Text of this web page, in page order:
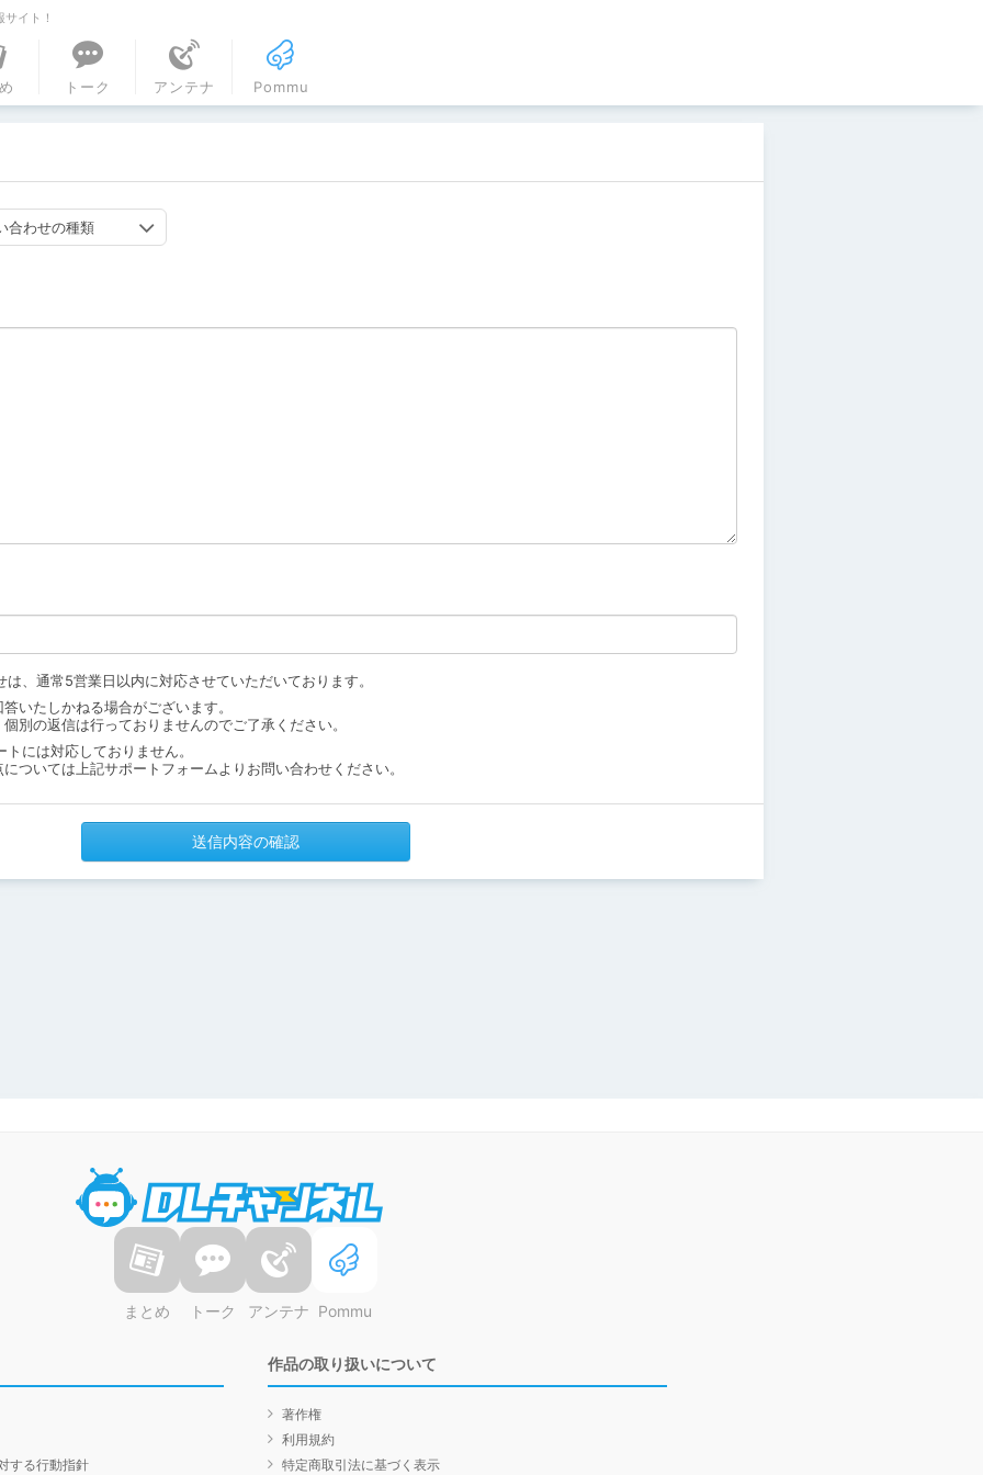
イト！
トーク アンテナ Pommu
合わせの種類
、通常5営業日以内に対応させていただいております。
いたしかねる場合がございます。
別の返信は行っておりませんのでご了承ください。
には対応しておりません。
ついては上記サポートフォームよりお問い合わせください。
送信内容の確認
まとめ トーク アンテナ Pommu
する行動指針
作品の取り扱いについて
著作権
利用規約
特定商取引法に基づく表示